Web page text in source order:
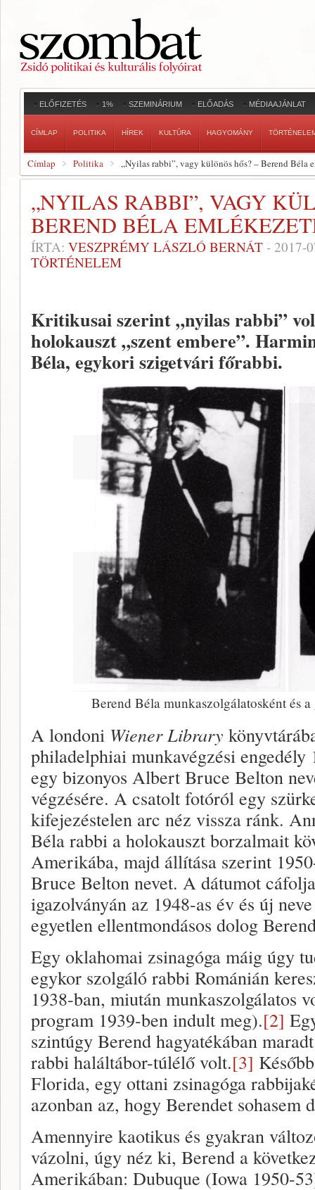
ELŐFIZETÉS 1% SZEMINÁRIUM ELŐADÁS MÉDIAAJÁNLAT
CÍMLAP POLITIKA HÍREK KULTÚRA HAGYOMÁNY
Címlap Politika „Nyilas rabbi”, vagy különös hős? – Berend Béla
„NYILAS RABBI”, VAGY
BEREND BÉLA
ÍRTA: VESZPRÉMY LÁSZLÓ BERNÁT - 2017-
TÖRTÉNELEM
Kritikusai szerint „nyilas rabbi”
holokauszt „szent embere”.
Béla, egykori szigetvári főrabbi.
Berend Béla munkaszolgálatosként és
A londoni Wiener Library
philadelphiai munkavégzési
egy bizonyos Albert Bruce Belton
végzésére. A csatolt fotóról egy
kifejezéstelen arc néz vissza ránk.
Béla rabbi a holokauszt borzalmait
Amerikába, majd állítása szerint
Bruce Belton nevet. A dátumot
igazolványán az 1948-as év és új
egyetlen ellentmondásos dolog
Egy oklahomai zsinagóga máig úgy
egykor szolgáló rabbi Románián
1938-ban, miután munkaszolgálatos
program 1939-ben indult meg).[2]
szintúgy Berend hagyatékában
rabbi haláltábor-túlélő volt.[3]
Florida, egy ottani zsinagóga
azonban az, hogy Berendet sohasem
Amennyire kaotikus és gyakran
vázolni, úgy néz ki, Berend a
Amerikában: Dubuque (Iowa 1950-